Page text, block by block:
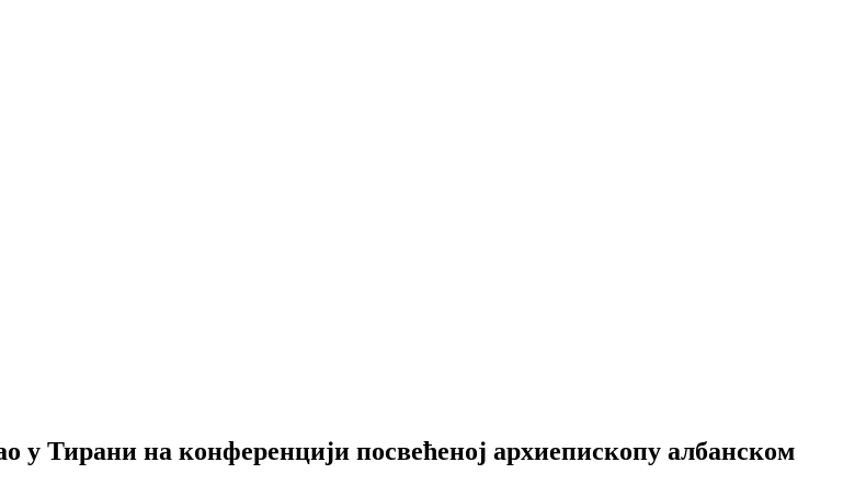
у Тирани на конференцији посвећеној архиепископу албанском